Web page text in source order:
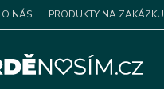
O NÁS PRODUKTY NA ZAKÁZKU